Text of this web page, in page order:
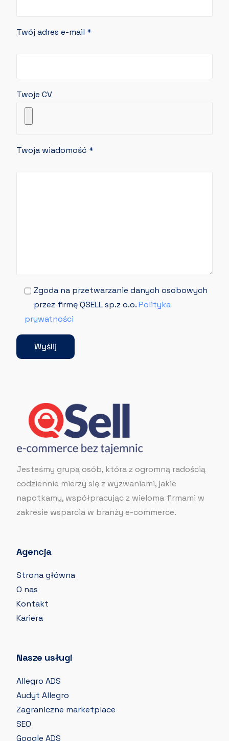
Twój adres e-mail*
Twoje CV
Twoja wiadomość*
Zgoda na przetwarzanie danych osobowych
przez firmę QSELL sp.z o.o.Polityka
prywatności
Jesteśmy grupą osób, która z ogromną radością
codziennie mierzy się z wyzwaniami, jakie
napotkamy, współpracując z wieloma firmami w
zakresie wsparcia w branży e-commerce.
Agencja
Strona główna
O nas
Kontakt
Kariera
Nasze usługi
Allegro ADS
Audyt Allegro
Zagraniczne marketplace
SEO
Google ADS